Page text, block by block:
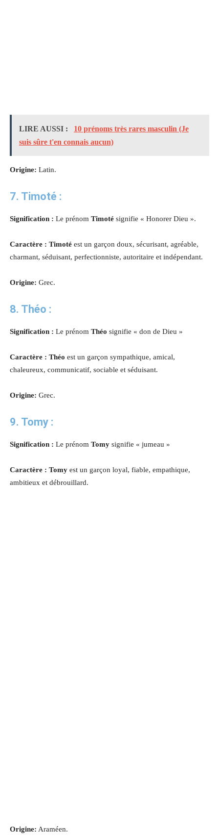
LIRE AUSSI :
10 prénoms très rares masculin (Je
suis sûre t'en connais aucun)
Origine: Latin.
7. Timoté :
Signification : Le prénom Timoté signifie « Honorer Dieu ».
Caractère : Timoté est un garçon doux, sécurisant, agréable,
charmant, séduisant, perfectionniste, autoritaire et indépendant.
Origine: Grec.
8. Théo :
Signification : Le prénom Théo signifie « don de Dieu »
Caractère : Théo est un garçon sympathique, amical,
chaleureux, communicatif, sociable et séduisant.
Origine: Grec.
9. Tomy :
Signification : Le prénom Tomy signifie « jumeau »
Caractère : Tomy est un garçon loyal, fiable, empathique,
ambitieux et débrouillard.
Origine: Araméen.